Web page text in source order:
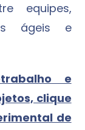
equipes,
ágeis e
e
clique
de